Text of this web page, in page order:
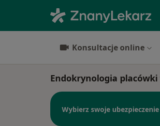
Konsultacje online
Endokrynologia placówki
Wybierz swoje ubezpieczenie